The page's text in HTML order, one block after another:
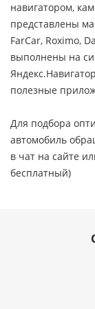
навигатором,
представлены
FarCar, Roximo,
выполнены на
полезные
Для подбора
автомобиль
в чат на сайте
бесплатный)